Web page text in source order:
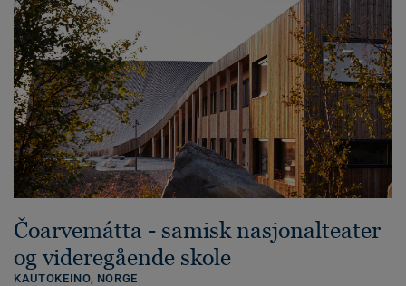
Čoarvemátta - samisk nasjonalteater
og videregående skole
KAUTOKEINO, NORGE